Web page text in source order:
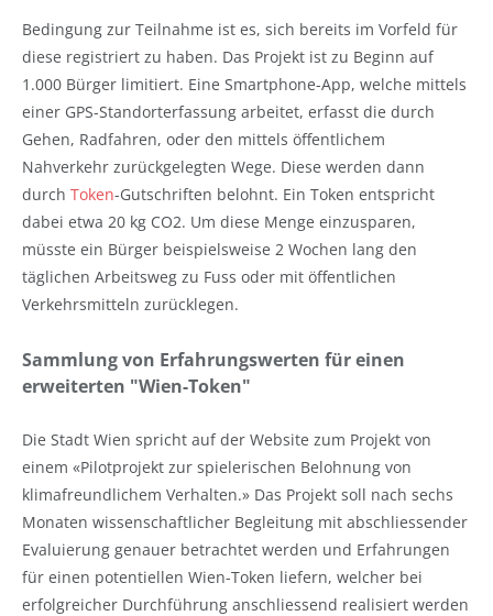
Bedingung zur Teilnahme ist es, sich bereits im Vorfeld für
diese registriert zu haben. Das Projekt ist zu Beginn auf
1.000 Bürger limitiert. Eine Smartphone-App, welche mittels
einer GPS-Standorterfassung arbeitet, erfasst die durch
Gehen, Radfahren, oder den mittels öffentlichem
Nahverkehr zurückgelegten Wege. Diese werden dann
durch Token-Gutschriften belohnt. Ein Token entspricht
dabei etwa 20 kg CO2. Um diese Menge einzusparen,
müsste ein Bürger beispielsweise 2 Wochen lang den
täglichen Arbeitsweg zu Fuss oder mit öffentlichen
Verkehrsmitteln zurücklegen.
Sammlung von Erfahrungswerten für einen
erweiterten "Wien-Token"
Die Stadt Wien spricht auf der Website zum Projekt von
einem «Pilotprojekt zur spielerischen Belohnung von
klimafreundlichem Verhalten.» Das Projekt soll nach sechs
Monaten wissenschaftlicher Begleitung mit abschliessender
Evaluierung genauer betrachtet werden und Erfahrungen
für einen potentiellen Wien-Token liefern, welcher bei
erfolgreicher Durchführung anschliessend realisiert werden